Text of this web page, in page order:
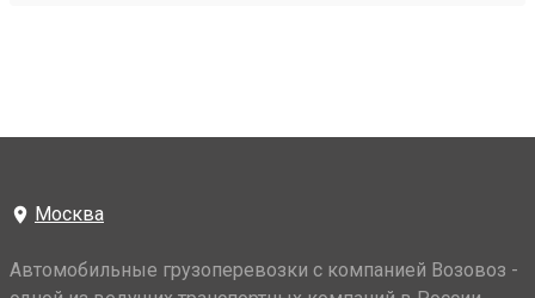
Москва
Автомобильные грузоперевозки с компанией Возовоз -